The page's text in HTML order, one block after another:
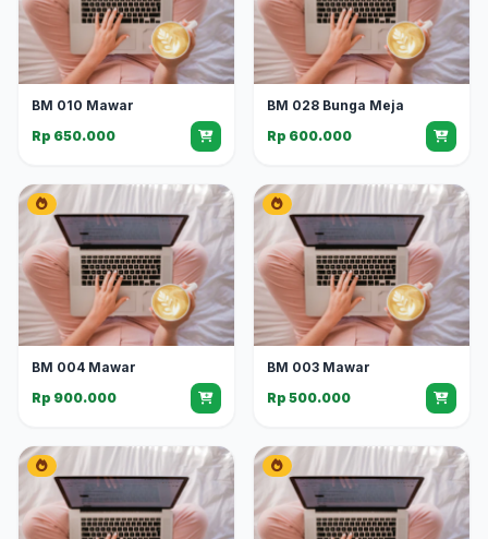
BM 010 Mawar
Rp 650.000
BM 028 Bunga Meja
Rp 600.000
BM 004 Mawar
Rp 900.000
BM 003 Mawar
Rp 500.000